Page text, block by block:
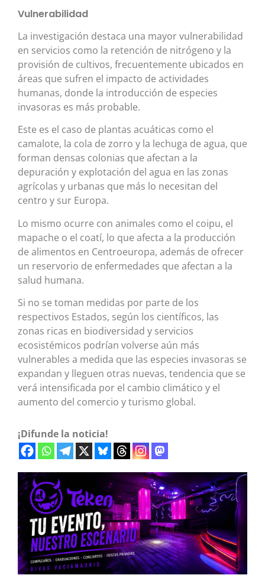
Vulnerabilidad
La investigación destaca una mayor vulnerabilidad
en servicios como la retención de nitrógeno y la
provisión de cultivos, frecuentemente ubicados en
áreas que sufren el impacto de actividades
humanas, donde la introducción de especies
invasoras es más probable.
Este es el caso de plantas acuáticas como el
camalote, la cola de zorro y la lechuga de agua, que
forman densas colonias que afectan a la
depuración y explotación del agua en las zonas
agrícolas y urbanas que más lo necesitan del
centro y sur Europa.
Lo mismo ocurre con animales como el coipu, el
mapache o el coatí, lo que afecta a la producción
de alimentos en Centroeuropa, además de ofrecer
un reservorio de enfermedades que afectan a la
salud humana.
Si no se toman medidas por parte de los
respectivos Estados, según los científicos, las
zonas ricas en biodiversidad y servicios
ecosistémicos podrían volverse aún más
vulnerables a medida que las especies invasoras se
expandan y lleguen otras nuevas, tendencia que se
verá intensificada por el cambio climático y el
aumento del comercio y turismo global.
¡Difunde la noticia!